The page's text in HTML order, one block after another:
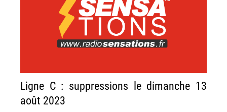
Ligne C : suppressions le dimanche 13
août 2023